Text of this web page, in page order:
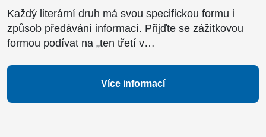
Každý literární druh má svou specifickou formu i
způsob předávání informací. Přijďte se zážitkovou
formou podívat na „ten třetí v…
Více informací